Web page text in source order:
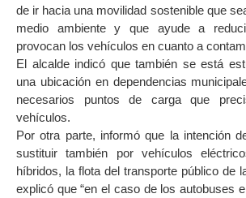
de ir hacia una movilidad sostenible que
medio ambiente y que ayude a
provocan los vehículos en cuanto a
El alcalde indicó que también se está
una ubicación en dependencias
necesarios puntos de carga que
vehículos.
Por otra parte, informó que la intención
sustituir también por vehículos
híbridos, la flota del transporte público de
explicó que “en el caso de los autobuses